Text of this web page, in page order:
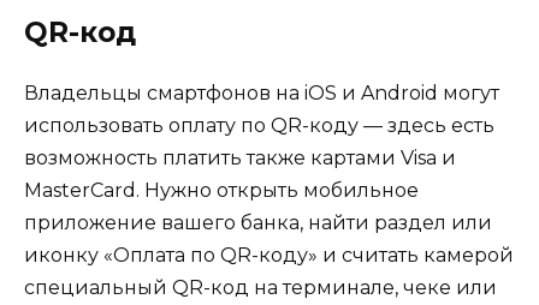
QR-код
Владельцы смартфонов на iOS и Android могут
использовать оплату по QR-коду — здесь есть
возможность платить также картами Visa и
MasterCard. Нужно открыть мобильное
приложение вашего банка, найти раздел или
иконку «Оплата по QR-коду» и считать камерой
специальный QR-код на терминале, чеке или